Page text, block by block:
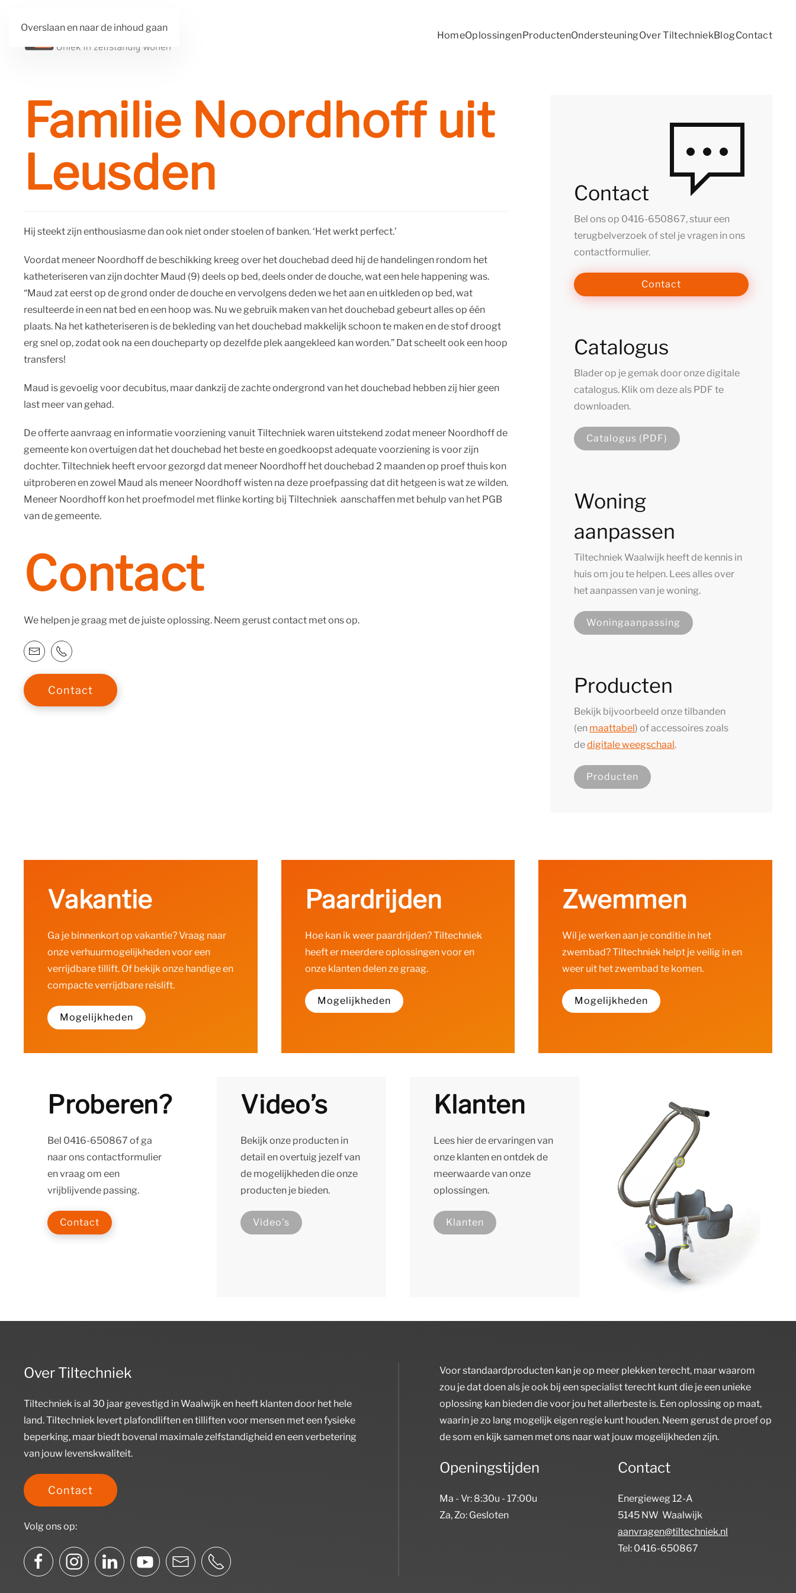
Overslaan en naar de inhoud gaan
HomeOplossingenProductenOndersteuningOver TiltechniekBlogContact
Familie Noordhoff uit
Leusden
Hij steekt zijn enthousiasme dan ook niet onder stoelen of banken. ‘Het werkt perfect.’
Voordat meneer Noordhoff de beschikking kreeg over het douchebad deed hij de handelingen rondom het
katheteriseren van zijn dochter Maud (9) deels op bed, deels onder de douche, wat een hele happening was.
“Maud zat eerst op de grond onder de douche en vervolgens deden we het aan en uitkleden op bed, wat
resulteerde in een nat bed en een hoop was. Nu we gebruik maken van het douchebad gebeurt alles op één
plaats. Na het katheteriseren is de bekleding van het douchebad makkelijk schoon te maken en de stof droogt
erg snel op, zodat ook na een doucheparty op dezelfde plek aangekleed kan worden.” Dat scheelt ook een hoop
transfers!
Maud is gevoelig voor decubitus, maar dankzij de zachte ondergrond van het douchebad hebben zij hier geen
last meer van gehad.
De offerte aanvraag en informatie voorziening vanuit Tiltechniek waren uitstekend zodat meneer Noordhoff de
gemeente kon overtuigen dat het douchebad het beste en goedkoopst adequate voorziening is voor zijn
dochter. Tiltechniek heeft ervoor gezorgd dat meneer Noordhoff het douchebad 2 maanden op proef thuis kon
uitproberen en zowel Maud als meneer Noordhoff wisten na deze proefpassing dat dit hetgeen is wat ze wilden.
Meneer Noordhoff kon het proefmodel met flinke korting bij Tiltechniek aanschaffen met behulp van het PGB
van de gemeente.
Contact
We helpen je graag met de juiste oplossing. Neem gerust contact met ons op.
Contact
Contact
Bel ons op 0416-650867, stuur een
terugbelverzoek of stel je vragen in ons
contactformulier.
Contact
Catalogus
Blader op je gemak door onze digitale
catalogus. Klik om deze als PDF te
downloaden.
Catalogus (PDF)
Woning
aanpassen
Tiltechniek Waalwijk heeft de kennis in
huis om jou te helpen. Lees alles over
het aanpassen van je woning.
Woningaanpassing
Producten
Bekijk bijvoorbeeld onze tilbanden
(en maattabel) of accessoires zoals
dedigitale weegschaal.
Producten
Vakantie
Ga je binnenkort op vakantie? Vraag naar
onze verhuurmogelijkheden voor een
verrijdbare tillift. Of bekijk onze handige en
compacte verrijdbare reislift.
Mogelijkheden
Paardrijden
Hoe kan ik weer paardrijden? Tiltechniek
heeft er meerdere oplossingen voor en
onze klanten delen ze graag.
Mogelijkheden
Zwemmen
Wil je werken aan je conditie in het
zwembad? Tiltechniek helpt je veilig in en
weer uit het zwembad te komen.
Mogelijkheden
Proberen?
Bel 0416-650867 of ga
naar ons contactformulier
en vraag om een
vrijblijvende passing.
Contact
Video’s
Bekijk onze producten in
detail en overtuig jezelf van
de mogelijkheden die onze
producten je bieden.
Video’s
Klanten
Lees hier de ervaringen van
onze klanten en ontdek de
meerwaarde van onze
oplossingen.
Klanten
Over Tiltechniek
Tiltechniek is al 30 jaar gevestigd in Waalwijk en heeft klanten door het hele
land. Tiltechniek levert plafondliften en tilliften voor mensen met een fysieke
beperking, maar biedt bovenal maximale zelfstandigheid en een verbetering
van jouw levenskwaliteit.
Contact
Volg ons op:
Voor standaardproducten kan je op meer plekken terecht, maar waarom
zou je dat doen als je ook bij een specialist terecht kunt die je een unieke
oplossing kan bieden die voor jou het allerbeste is. Een oplossing op maat,
waarin je zo lang mogelijk eigen regie kunt houden. Neem gerust de proef op
de som en kijk samen met ons naar wat jouw mogelijkheden zijn.
Openingstijden
Ma - Vr: 8:30u - 17:00u
Za, Zo: Gesloten
Contact
Energieweg 12-A
5145 NW Waalwijk
aanvragen@tiltechniek.nl
Tel: 0416-650867